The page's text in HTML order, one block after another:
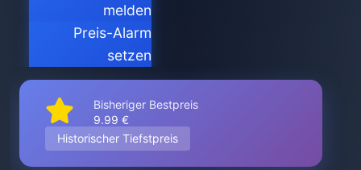
melden
Preis-Alarm
setzen
Bisheriger Bestpreis
9.99 €
Historischer Tiefstpreis